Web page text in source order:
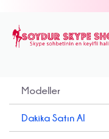
Modeller
Dakika Satın Al